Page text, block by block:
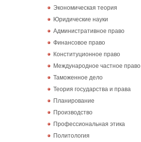
Экономическая теория
Юридические науки
Административное право
Финансовое право
Конституционное право
Международное частное право
Таможенное дело
Теория государства и права
Планирование
Производство
Профессиональная этика
Политология